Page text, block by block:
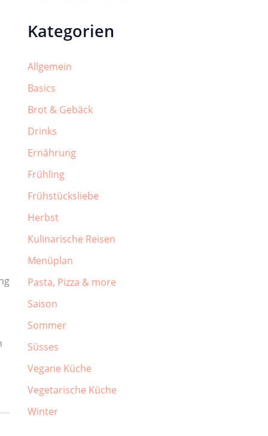
Kategorien
Allgemein
Basics
Brot & Gebäck
Drinks
Ernährung
Frühling
Frühstücksliebe
Herbst
Kulinarische Reisen
Menüplan
Pasta, Pizza & more
Saison
Sommer
Süsses
Vegane Küche
Vegetarische Küche
Winter